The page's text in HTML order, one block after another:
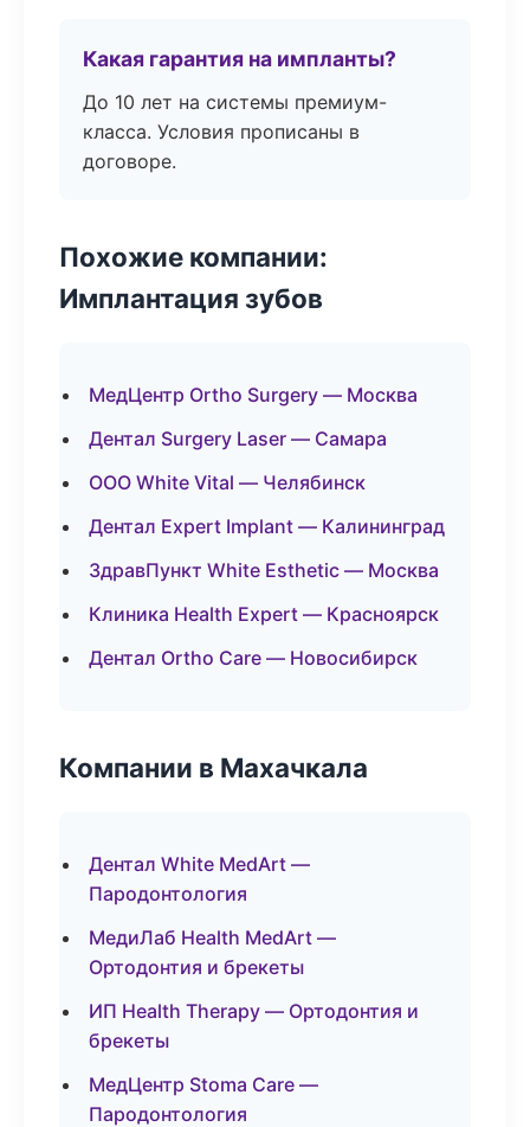
Какая гарантия на импланты?
До 10 лет на системы премиум-
класса. Условия прописаны в
договоре.
Похожие компании:
Имплантация зубов
МедЦентр Ortho Surgery — Москва
Дентал Surgery Laser — Самара
ООО White Vital — Челябинск
Дентал Expert Implant — Калининград
ЗдравПункт White Esthetic — Москва
Клиника Health Expert — Красноярск
Дентал Ortho Care — Новосибирск
Компании в Махачкала
Дентал White MedArt —
Пародонтология
МедиЛаб Health MedArt —
Ортодонтия и брекеты
ИП Health Therapy — Ортодонтия и
брекеты
МедЦентр Stoma Care —
Пародонтология